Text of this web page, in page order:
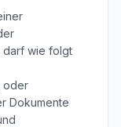
darf wie folgt
oder
Dokumente